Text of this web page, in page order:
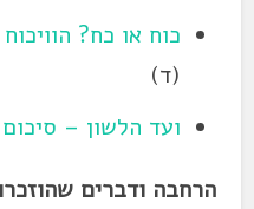
כוח או כח?
(ד)
ועד הלשון –
הרחבה ודברים